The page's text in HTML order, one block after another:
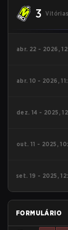
3 Vitórias
abr. 22 - 2026,
abr. 10 - 2026,
dez. 14 - 2025,
out. 11 - 2025,
set. 19 - 2025,
FORMULÁRIO